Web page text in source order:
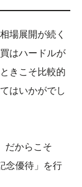
場展開が続く
はハードルが
きこそ比較的
はいかがでし
だからこそ
念優待」を行